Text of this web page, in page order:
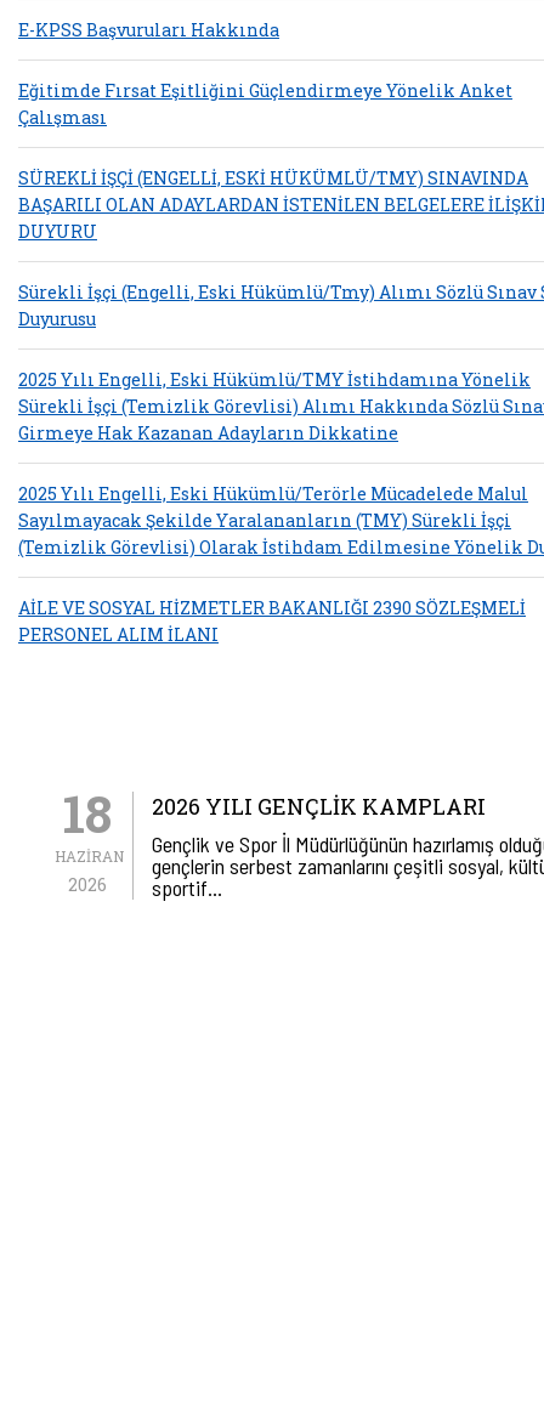
E-KPSS Başvuruları Hakkında
Eğitimde Fırsat Eşitliğini Güçlendirmeye Yönelik Anket
Çalışması
SÜREKLİ İŞÇİ (ENGELLİ, ESKİ HÜKÜMLÜ/TMY) SINAVINDA
BAŞARILI OLAN ADAYLARDAN İSTENİLEN BELGELERE
DUYURU
Sürekli İşçi (Engelli, Eski Hükümlü/Tmy) Alımı Sözlü Sınav
Duyurusu
2025 Yılı Engelli, Eski Hükümlü/TMY İstihdamına Yönelik
Sürekli İşçi (Temizlik Görevlisi) Alımı Hakkında Sözlü
Girmeye Hak Kazanan Adayların Dikkatine
2025 Yılı Engelli, Eski Hükümlü/Terörle Mücadelede Malul
Sayılmayacak Şekilde Yaralananların (TMY) Sürekli İşçi
(Temizlik Görevlisi) Olarak İstihdam Edilmesine Yönelik
AİLE VE SOSYAL HİZMETLER BAKANLIĞI 2390 SÖZLEŞMELİ
PERSONEL ALIM İLANI
18
HAZIRAN
2026
2026 YILI GENÇLIK KAMPLARI
Gençlik ve Spor İl Müdürlüğünün hazırlamış
gençlerin serbest zamanlarını çeşitli sosyal,
sportif…